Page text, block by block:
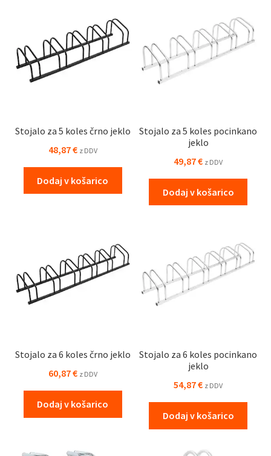
Stojalo za 5 koles črno jeklo
48,87€ z DDV
Dodaj v košarico
Stojalo za 5 koles pocinkano
jeklo
49,87€ z DDV
Dodaj v košarico
Stojalo za 6 koles črno jeklo
60,87€ z DDV
Dodaj v košarico
Stojalo za 6 koles pocinkano
jeklo
54,87€ z DDV
Dodaj v košarico